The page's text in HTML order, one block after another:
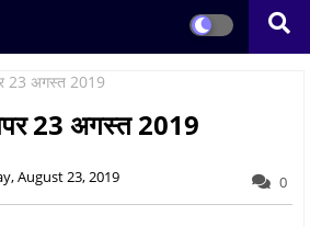
23 अगस्त 2019
23 अगस्त 2019
August 23, 2019 0